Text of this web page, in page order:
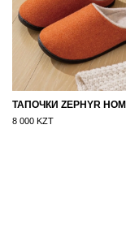
8 000 KZT